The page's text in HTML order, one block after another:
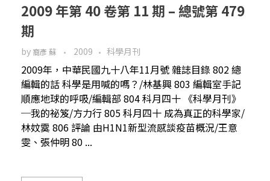
2009 年第 40 卷第 11 期 – 總號第 479
期
by 裔彥 蘇 2009 科學月刊
2009年，中華民國九十八年11月號 雜誌目錄 802 總
編輯的話 科學是用喊的嗎？/林基興 803 編輯室手記
順應地球的呼吸/編輯部 804 科月四十 《科學月刊》
─我的祕笈/方力行 805 科月四十 成為真正的科學家/
林妏霙 806 評論 由H1N1新型流感談疫苗概況/王意
雯、張仲明 80 ...